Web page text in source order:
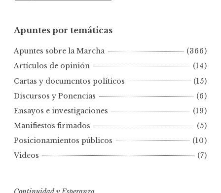
n
e
s
p
r
f
e
c
a
Apuntes por temáticas
Apuntes sobre la Marcha
(366)
Artículos de opinión
(14)
Cartas y documentos políticos
(15)
Discursos y Ponencias
(6)
Ensayos e investigaciones
(19)
Manifiestos firmados
(5)
Posicionamientos públicos
(10)
Videos
(7)